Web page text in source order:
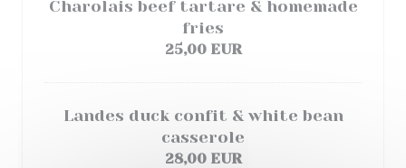
Charolais beef tartare & homemade
fries
25,00 EUR
Landes duck confit & white bean
casserole
28,00 EUR